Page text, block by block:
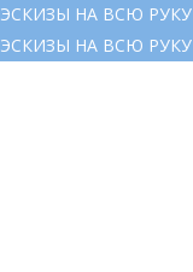
ЭСКИЗЫ НА ВСЮ РУКУ
ЭСКИЗЫ НА ВСЮ РУКУ